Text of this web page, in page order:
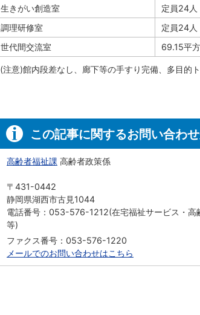
生きがい創造室
定員24人
調理研修室
定員24人
世代間交流室
69.15平
(注意)館内段差なし、廊下等の手すり完備、多目的
この記事に関するお問い合わ
高齢者福祉課 高齢者政策係
〒431-0442
静岡県湖西市古見1044
電話番号：053-576-1212(在宅福祉サービス・
等)
ファクス番号：053-576-1220
メールでのお問い合わせはこちら